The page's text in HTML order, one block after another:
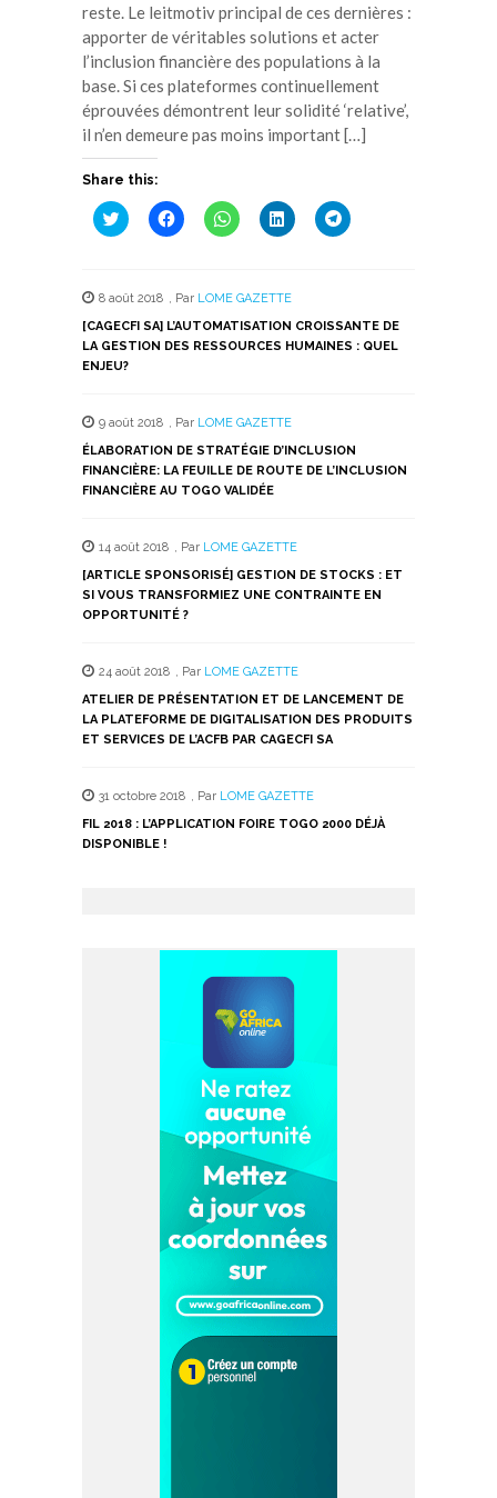
reste. Le leitmotiv principal de ces dernières :
apporter de véritables solutions et acter
l’inclusion financière des populations à la
base. Si ces plateformes continuellement
éprouvées démontrent leur solidité ‘relative’,
il n’en demeure pas moins important […]
Share this:
Cliquez
pour
une
nouvelle
fenêtre)
Cliquez
pour
une
nouvelle
fenêtre)
Cliquez
pour
une
nouvelle
fenêtre)
Cliquez
pour
une
nouvelle
fenêtre)
Cliquez
pour
nouvelle
fenêtre)
8 août 2018 , Par LOME GAZETTE
[CAGECFI SA] L’AUTOMATISATION CROISSANTE DE
LA GESTION DES RESSOURCES HUMAINES : QUEL
ENJEU?
9 août 2018 , Par LOME GAZETTE
ÉLABORATION DE STRATÉGIE D’INCLUSION
FINANCIÈRE: LA FEUILLE DE ROUTE DE L’INCLUSION
FINANCIÈRE AU TOGO VALIDÉE
14 août 2018 , Par LOME GAZETTE
[ARTICLE SPONSORISÉ] GESTION DE STOCKS : ET
SI VOUS TRANSFORMIEZ UNE CONTRAINTE EN
OPPORTUNITÉ ?
24 août 2018 , Par LOME GAZETTE
ATELIER DE PRÉSENTATION ET DE LANCEMENT DE
LA PLATEFORME DE DIGITALISATION DES PRODUITS
ET SERVICES DE L’ACFB PAR CAGECFI SA
31 octobre 2018 , Par LOME GAZETTE
FIL 2018 : L’APPLICATION FOIRE TOGO 2000 DÉJÀ
DISPONIBLE !